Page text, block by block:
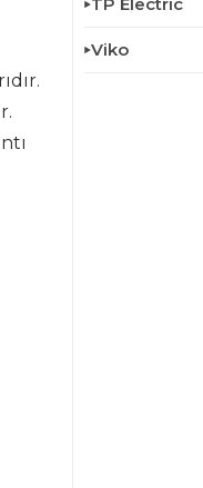
Viko